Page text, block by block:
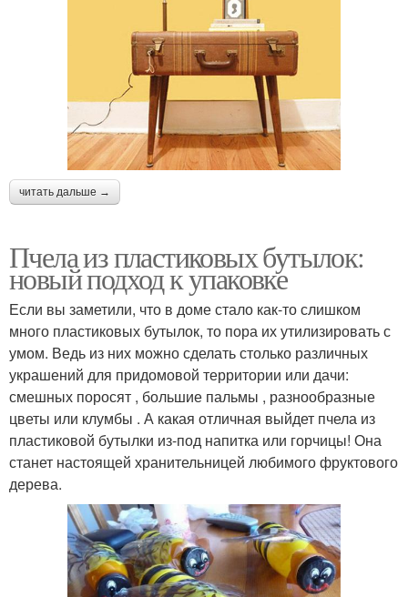
читать дальше →
Пчела из пластиковых бутылок:
новый подход к упаковке
Если вы заметили, что в доме стало как-то слишком
много пластиковых бутылок, то пора их утилизировать с
умом. Ведь из них можно сделать столько различных
украшений для придомовой территории или дачи:
смешных поросят , большие пальмы , разнообразные
цветы или клумбы . А какая отличная выйдет пчела из
пластиковой бутылки из-под напитка или горчицы! Она
станет настоящей хранительницей любимого фруктового
дерева.